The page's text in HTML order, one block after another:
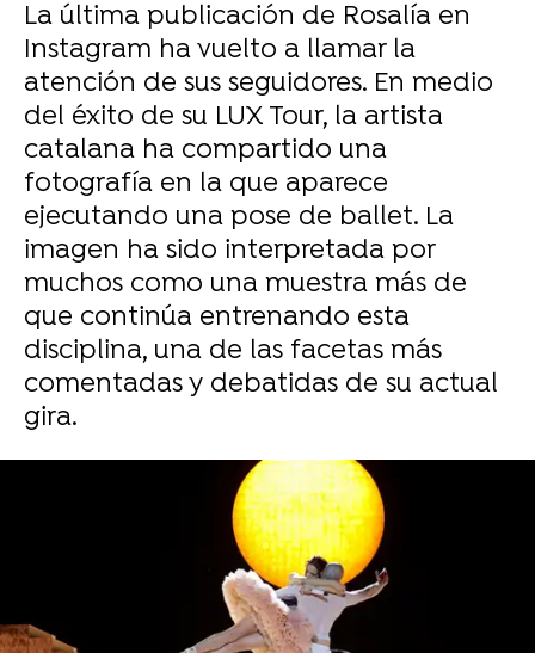
La última publicación de Rosalía en
Instagram ha vuelto a llamar la
atención de sus seguidores. En medio
del éxito de su LUX Tour, la artista
catalana ha compartido una
fotografía en la que aparece
ejecutando una pose de ballet. La
imagen ha sido interpretada por
muchos como una muestra más de
que continúa entrenando esta
disciplina, una de las facetas más
comentadas y debatidas de su actual
gira.